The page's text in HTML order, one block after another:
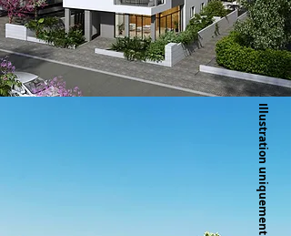
Illustration uniquement